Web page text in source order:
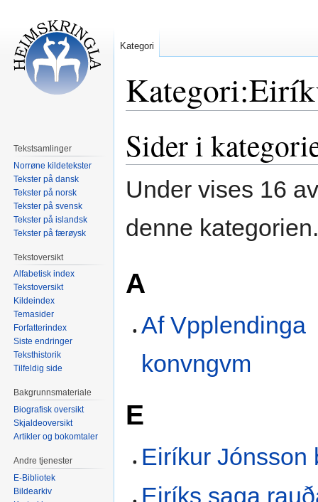
til
navigering
til
søk
Sider i
Under vises 16
denne kategorien.
A
Af Vpplendinga
konvngvm
E
Eiríkur Jónsson
Eiríks saga
Kategori
Tekstsamlinger
Norrøne kildetekster
Tekster på dansk
Tekster på norsk
Tekster på svensk
Tekster på islandsk
Tekster på færøysk
Tekstoversikt
Alfabetisk index
Tekstoversikt
Kildeindex
Temasider
Forfatterindex
Siste endringer
Teksthistorik
Tilfeldig side
Bakgrunnsmateriale
Biografisk oversikt
Skjaldeoversikt
Artikler og bokomtaler
Andre tjenester
E-Bibliotek
Bildearkiv